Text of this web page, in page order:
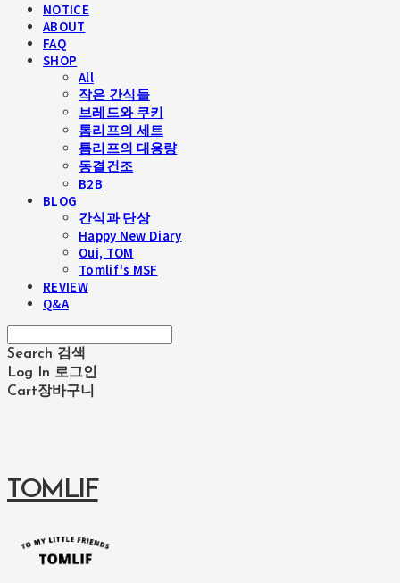
NOTICE
ABOUT
FAQ
SHOP
All
작은 간식들
브레드와 쿠키
톰리프의 세트
톰리프의 대용량
동결건조
B2B
BLOG
간식과 단상
Happy New Diary
Oui, TOM
Tomlif's MSF
REVIEW
Q&A
Search 검색
Log In 로그인
Cart장바구니
TOMLIF